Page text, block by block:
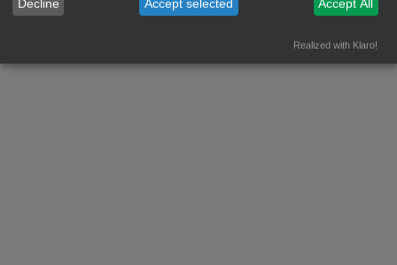
Decline Accept selected Accept All
Realized with Klaro!